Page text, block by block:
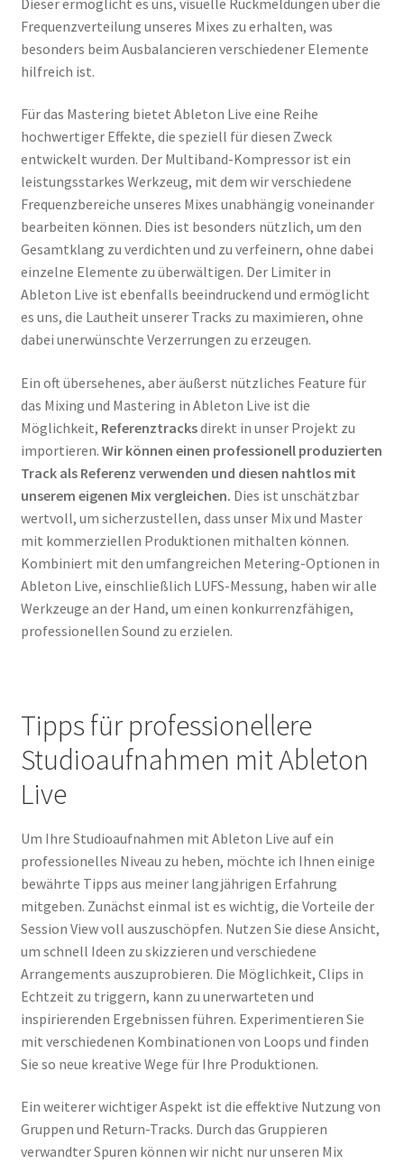
Frequenzverteilung unseres Mixes zu erhalten, was
besonders beim Ausbalancieren verschiedener Elemente
hilfreich ist.
Für das Mastering bietet Ableton Live eine Reihe
hochwertiger Effekte, die speziell für diesen Zweck
entwickelt wurden. Der Multiband-Kompressor ist ein
leistungsstarkes Werkzeug, mit dem wir verschiedene
Frequenzbereiche unseres Mixes unabhängig voneinander
bearbeiten können. Dies ist besonders nützlich, um den
Gesamtklang zu verdichten und zu verfeinern, ohne dabei
einzelne Elemente zu überwältigen. Der Limiter in
Ableton Live ist ebenfalls beeindruckend und ermöglicht
es uns, die Lautheit unserer Tracks zu maximieren, ohne
dabei unerwünschte Verzerrungen zu erzeugen.
Ein oft übersehenes, aber äußerst nützliches Feature für
das Mixing und Mastering in Ableton Live ist die
Möglichkeit, Referenztracksdirekt in unser Projekt zu
importieren. Wir können einen professionell produzierten
Track als Referenz verwenden und diesen nahtlos mit
unserem eigenen Mix vergleichen. Dies ist unschätzbar
wertvoll, um sicherzustellen, dass unser Mix und Master
mit kommerziellen Produktionen mithalten können.
Kombiniert mit den umfangreichen Metering-Optionen in
Ableton Live, einschließlich LUFS-Messung, haben wir alle
Werkzeuge an der Hand, um einen konkurrenzfähigen,
professionellen Sound zu erzielen.
Tipps für professionellere
Studioaufnahmen mit Ableton
Live
Um Ihre Studioaufnahmen mit Ableton Live auf ein
professionelles Niveau zu heben, möchte ich Ihnen einige
bewährte Tipps aus meiner langjährigen Erfahrung
mitgeben. Zunächst einmal ist es wichtig, die Vorteile der
Session View voll auszuschöpfen. Nutzen Sie diese Ansicht,
um schnell Ideen zu skizzieren und verschiedene
Arrangements auszuprobieren. Die Möglichkeit, Clips in
Echtzeit zu triggern, kann zu unerwarteten und
inspirierenden Ergebnissen führen. Experimentieren Sie
mit verschiedenen Kombinationen von Loops und finden
Sie so neue kreative Wege für Ihre Produktionen.
Ein weiterer wichtiger Aspekt ist die effektive Nutzung von
Gruppen und Return-Tracks. Durch das Gruppieren
verwandter Spuren können wir nicht nur unseren Mix